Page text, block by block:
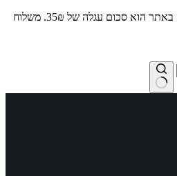
לקהל לקוחותינו, מינימום הזמנה באתר הוא סכום עגלה של 35₪. משלוח